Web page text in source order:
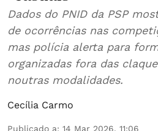
Dados do PNID da PSP
de ocorrências nas
mas polícia alerta para
organizadas fora das
noutras modalidades.
Cecília Carmo
Publicado a: 14 Mar 2026, 11:06